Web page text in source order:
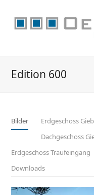
Edition 600
Bilder
Erdgeschoss
Dachgeschoss
Erdgeschoss Traufeingang
Downloads